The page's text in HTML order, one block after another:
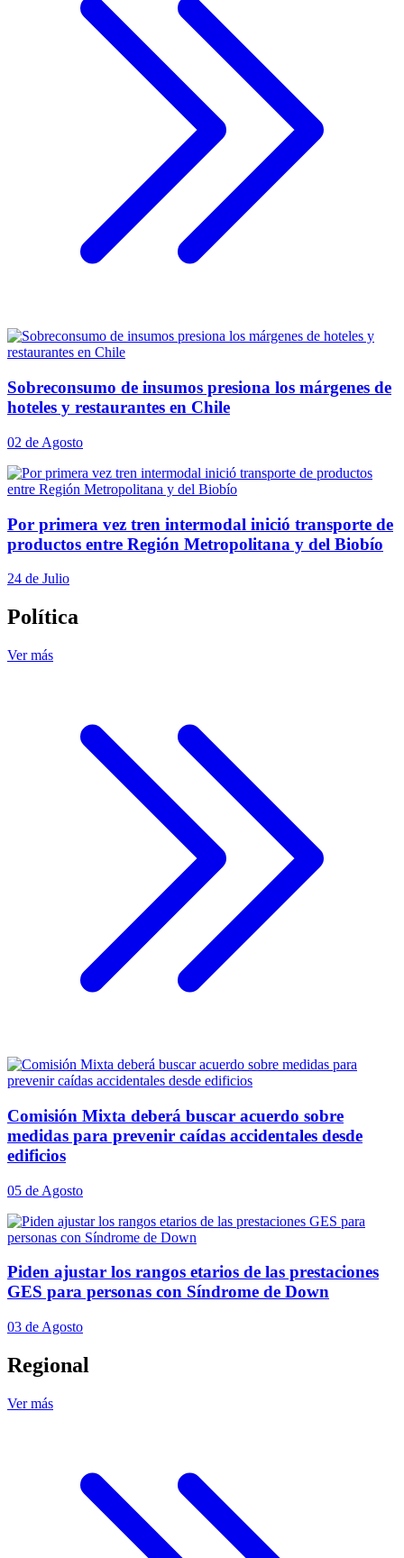
Sobreconsumo de insumos presiona los márgenes de
hoteles y restaurantes en Chile
02 de Agosto
Por primera vez tren intermodal inició transporte de
productos entre Región Metropolitana y del Biobío
24 de Julio
Política
Ver más
Comisión Mixta deberá buscar acuerdo sobre
medidas para prevenir caídas accidentales desde
edificios
05 de Agosto
Piden ajustar los rangos etarios de las prestaciones
GES para personas con Síndrome de Down
03 de Agosto
Regional
Ver más